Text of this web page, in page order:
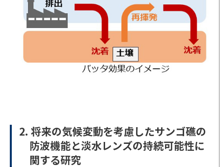
2. 将来の気候変動を考慮したサンゴ礁の
防波機能と淡水レンズの持続可能性に
関する研究